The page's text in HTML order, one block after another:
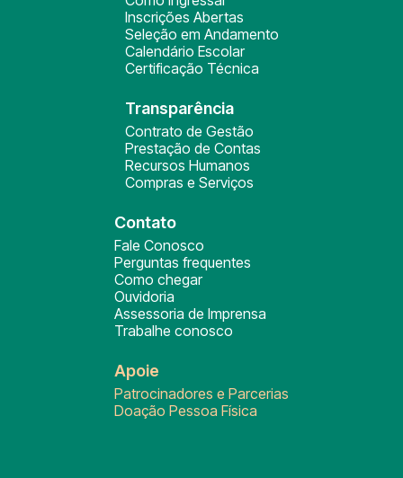
Inscrições Abertas
Seleção em Andamento
Calendário Escolar
Certificação Técnica
Transparência
Contrato de Gestão
Prestação de Contas
Recursos Humanos
Compras e Serviços
Contato
Fale Conosco
Perguntas frequentes
Como chegar
Ouvidoria
Assessoria de Imprensa
Trabalhe conosco
Apoie
Patrocinadores e Parcerias
Doação Pessoa Física